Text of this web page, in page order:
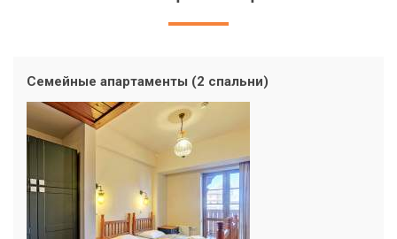
Семейные апартаменты (2 спальни)